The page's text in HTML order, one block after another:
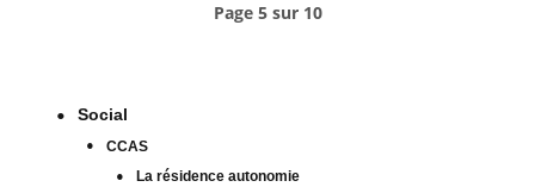
Page 5 sur 10
Social
CCAS
La résidence autonomie